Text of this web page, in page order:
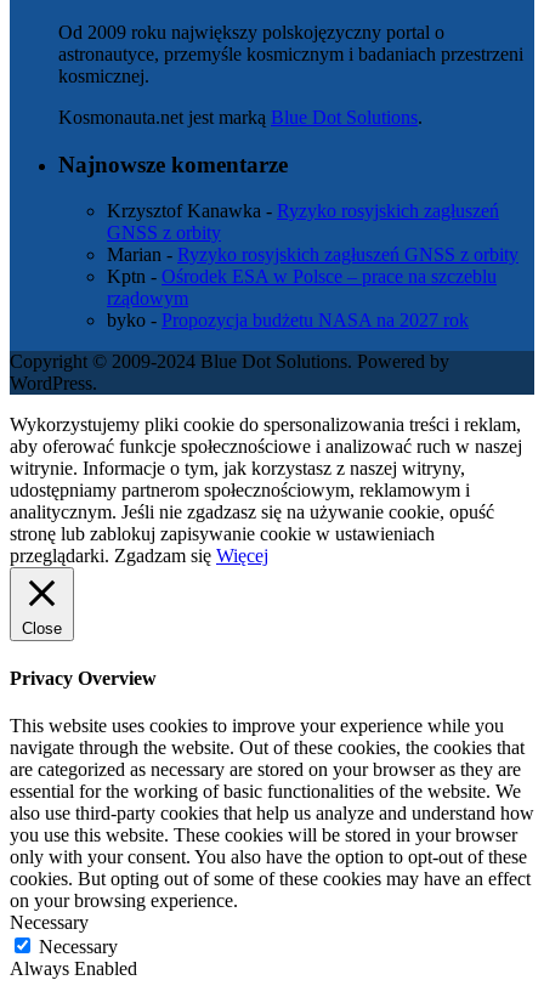
Od 2009 roku największy polskojęzyczny portal o
astronautyce, przemyśle kosmicznym i badaniach przestrzeni
kosmicznej.
Kosmonauta.net jest marką Blue Dot Solutions.
Najnowsze komentarze
Krzysztof Kanawka - Ryzyko rosyjskich zagłuszeń
GNSS z orbity
Marian - Ryzyko rosyjskich zagłuszeń GNSS z orbity
Kptn - Ośrodek ESA w Polsce – prace na szczeblu
rządowym
byko - Propozycja budżetu NASA na 2027 rok
Copyright © 2009-2024 Blue Dot Solutions. Powered by
WordPress.
Wykorzystujemy pliki cookie do spersonalizowania treści i reklam,
aby oferować funkcje społecznościowe i analizować ruch w naszej
witrynie. Informacje o tym, jak korzystasz z naszej witryny,
udostępniamy partnerom społecznościowym, reklamowym i
analitycznym. Jeśli nie zgadzasz się na używanie cookie, opuść
stronę lub zablokuj zapisywanie cookie w ustawieniach
przeglądarki. Zgadzam się Więcej
Close
Privacy Overview
This website uses cookies to improve your experience while you
navigate through the website. Out of these cookies, the cookies that
are categorized as necessary are stored on your browser as they are
essential for the working of basic functionalities of the website. We
also use third-party cookies that help us analyze and understand how
you use this website. These cookies will be stored in your browser
only with your consent. You also have the option to opt-out of these
cookies. But opting out of some of these cookies may have an effect
on your browsing experience.
Necessary
Necessary
Always Enabled